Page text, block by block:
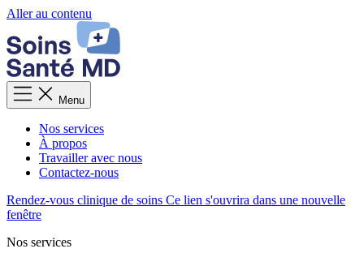
Aller au contenu
Menu
Nos services
À propos
Travailler avec nous
Contactez-nous
Rendez-vous clinique de soins Ce lien s'ouvrira dans une nouvelle
fenêtre
Nos services